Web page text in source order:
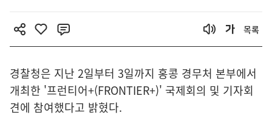
목록
경찰청은 지난 2일부터 3일까지 홍콩 경무처 본부에서
개최한 '프런티어+(FRONTIER+)' 국제회의 및 기자회
견에 참여했다고 밝혔다.